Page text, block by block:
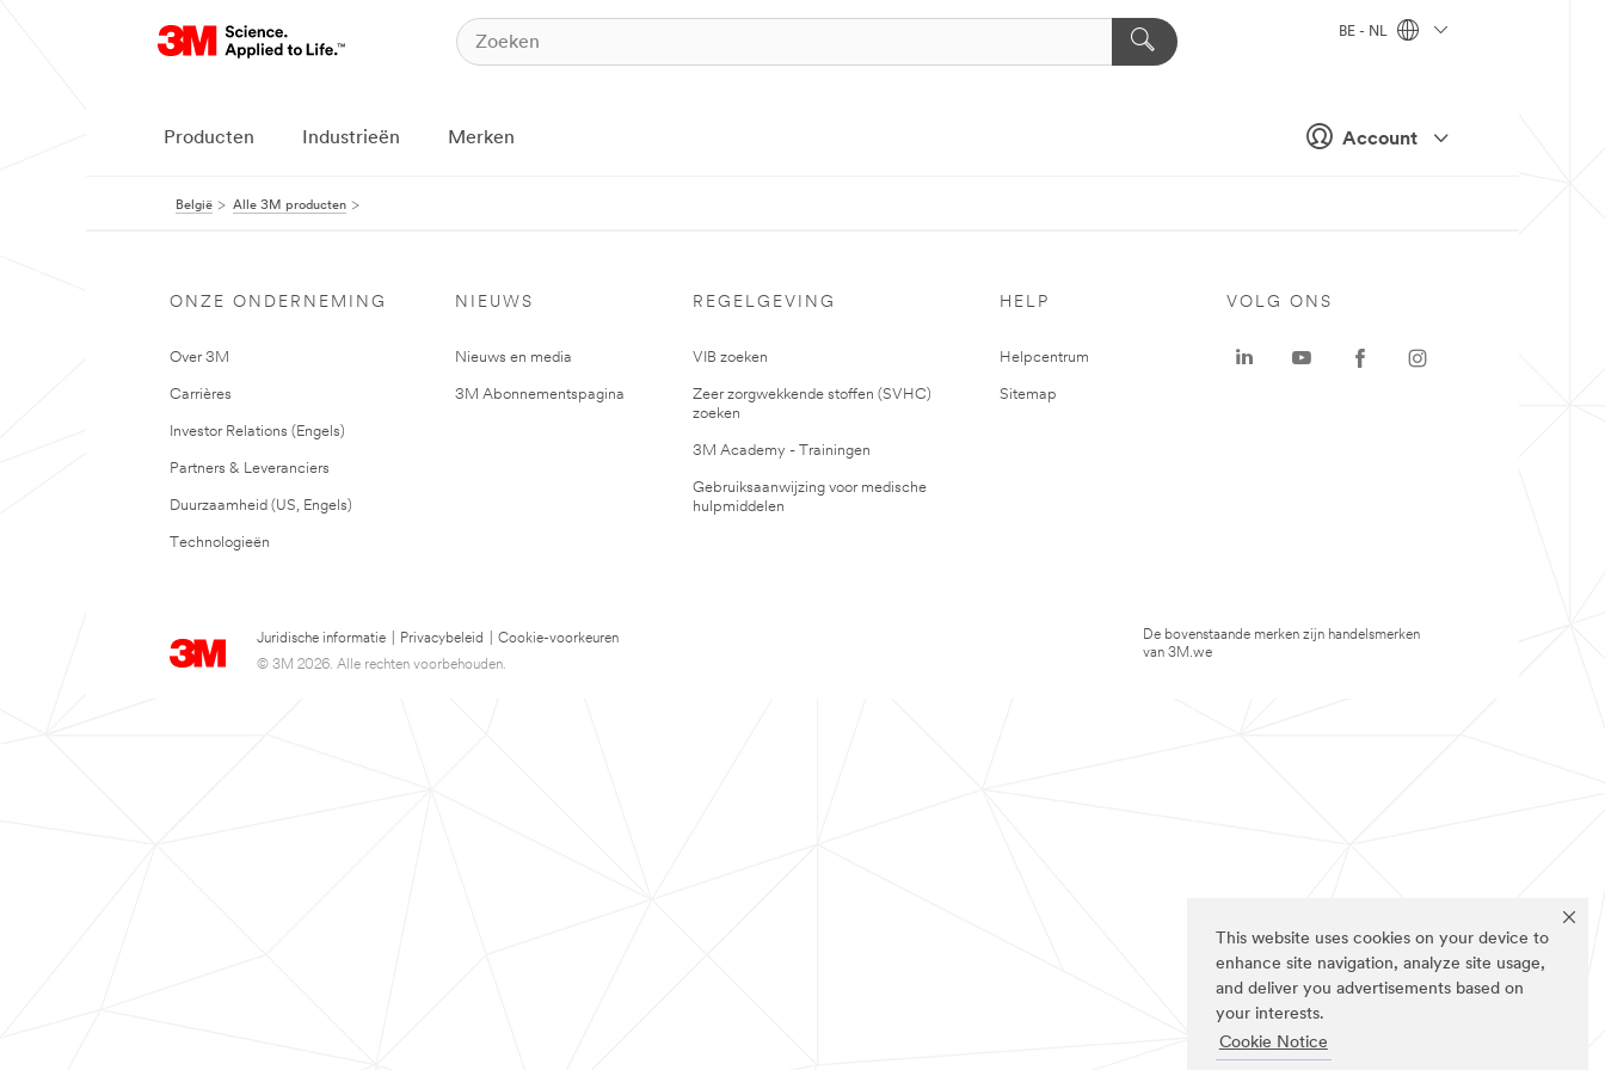
This website uses cookies on your device to
enhance site navigation, analyze site usage,
and deliver you advertisements based on
your interests.
Cookie Notice
Account
BE - NL
Producten Industrieën Merken
België Alle 3M producten
ONZE ONDERNEMING
Over 3M
Carrières
Investor Relations (Engels)
Partners & Leveranciers
Duurzaamheid (US, Engels)
Technologieën
NIEUWS
Nieuws en media
3M Abonnementspagina
REGELGEVING
VIB zoeken
Zeer zorgwekkende stoffen (SVHC)
zoeken
3M Academy - Trainingen
Gebruiksaanwijzing voor medische
hulpmiddelen
HELP
Helpcentrum
Sitemap
Juridische informatie Privacybeleid
Cookie-voorkeuren
© 3M 2026. Alle rechten voorbehouden.
VOLG ONS
De bovenstaande merken zijn handelsmerken
van 3M.we